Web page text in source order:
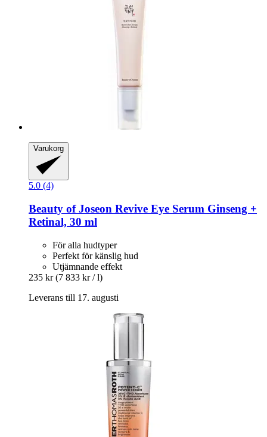
Varukorg
5.0 (4)
Beauty of Joseon Revive Eye Serum Ginseng +
Retinal, 30 ml
För alla hudtyper
Perfekt för känslig hud
Utjämnande effekt
235 kr (7 833 kr / l)
Leverans till 17. augusti